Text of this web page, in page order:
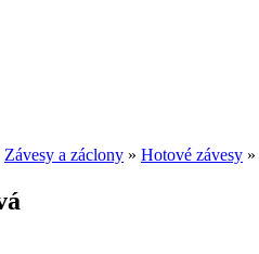
Závesy a záclony » Hotové závesy »